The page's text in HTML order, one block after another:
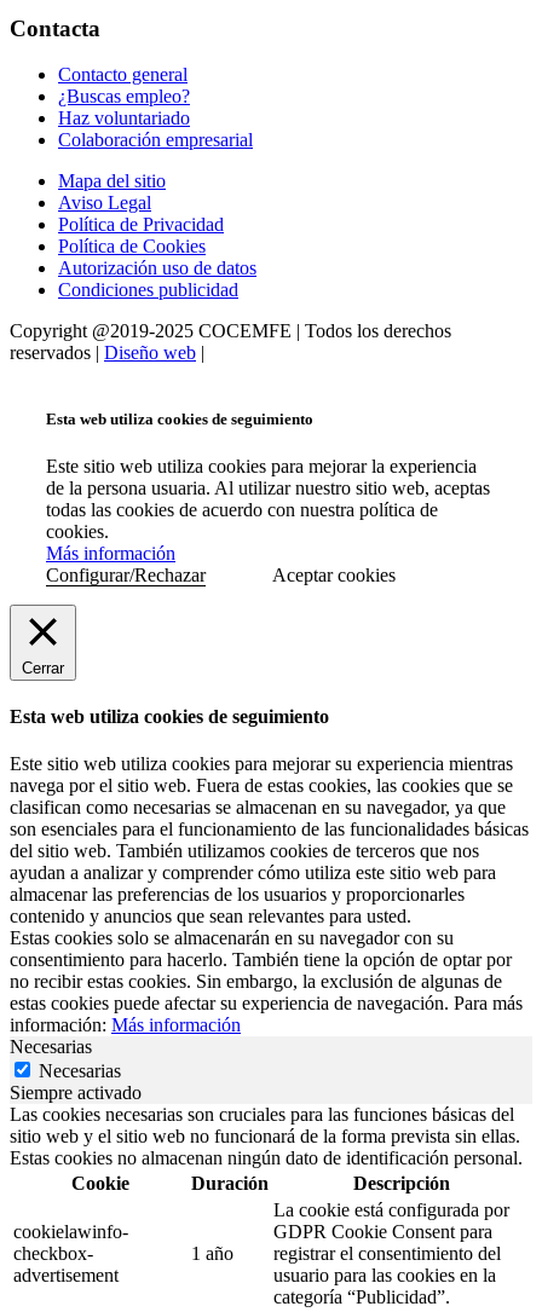
Contacta
Contacto general
¿Buscas empleo?
Haz voluntariado
Colaboración empresarial
Mapa del sitio
Aviso Legal
Política de Privacidad
Política de Cookies
Autorización uso de datos
Condiciones publicidad
Copyright @2019-2025 COCEMFE | Todos los derechos
reservados | Diseño web |
Esta web utiliza cookies de seguimiento
Este sitio web utiliza cookies para mejorar la experiencia
de la persona usuaria. Al utilizar nuestro sitio web, aceptas
todas las cookies de acuerdo con nuestra política de
cookies.
Más información
Configurar/Rechazar
Aceptar cookies
Cerrar
Esta web utiliza cookies de seguimiento
Este sitio web utiliza cookies para mejorar su experiencia mientras
navega por el sitio web. Fuera de estas cookies, las cookies que se
clasifican como necesarias se almacenan en su navegador, ya que
son esenciales para el funcionamiento de las funcionalidades básicas
del sitio web. También utilizamos cookies de terceros que nos
ayudan a analizar y comprender cómo utiliza este sitio web para
almacenar las preferencias de los usuarios y proporcionarles
contenido y anuncios que sean relevantes para usted.
Estas cookies solo se almacenarán en su navegador con su
consentimiento para hacerlo. También tiene la opción de optar por
no recibir estas cookies. Sin embargo, la exclusión de algunas de
estas cookies puede afectar su experiencia de navegación. Para más
información: Más información
Necesarias
Necesarias
Siempre activado
Las cookies necesarias son cruciales para las funciones básicas del
sitio web y el sitio web no funcionará de la forma prevista sin ellas.
Estas cookies no almacenan ningún dato de identificación personal.
Cookie
Duración Descripción
cookielawinfo-
checkbox-
advertisement
1 año
La cookie está configurada por
GDPR Cookie Consent para
registrar el consentimiento del
usuario para las cookies en la
categoría “Publicidad”.